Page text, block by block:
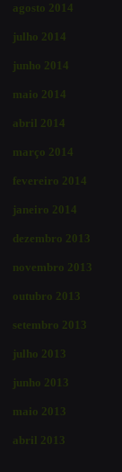
agosto 2014
julho 2014
junho 2014
maio 2014
abril 2014
março 2014
fevereiro 2014
janeiro 2014
dezembro 2013
novembro 2013
outubro 2013
setembro 2013
julho 2013
junho 2013
maio 2013
abril 2013